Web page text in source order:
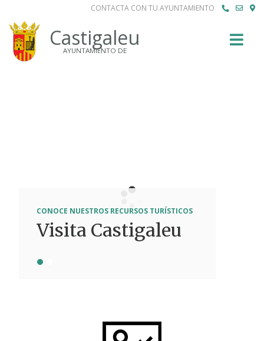
CONTACTA CON TU AYUNTAMIENTO
Castigaleu
AYUNTAMIENTO DE
CONOCE NUESTROS RECURSOS TURÍSTICOS
Visita Castigaleu
CONOCE EN DETALLE NUESTRO MUNICIPIO
Qué te ofrece
Castigaleu